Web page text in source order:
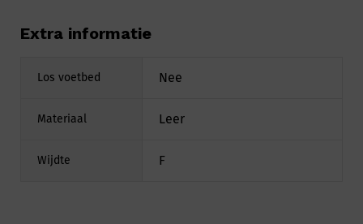
Extra informatie
Los voetbed Nee
Materiaal Leer
Wijdte F